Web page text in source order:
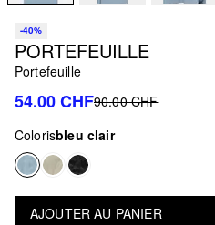
-40%
PORTEFEUILLE
Portefeuille
54.00 CHF90.00 CHF
Colorisbleu clair
AJOUTER AU PANIER